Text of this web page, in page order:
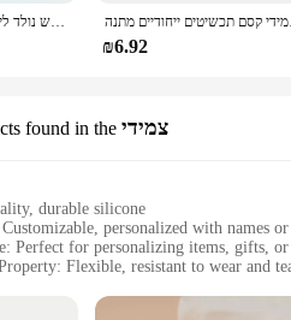
Vnox התאמה אישית של תינוק שם צמיד זהב טון מוצק נירוסטה מתכוונן צמיד חדש נולד לילד בנות בני מתנה מתנה
₪6.92
found in the צמידי
durable silicone
personalized with names
Perfect for personalizing items, gifts, or
Flexible, resistant to wear and
Ideal for individuals looking to